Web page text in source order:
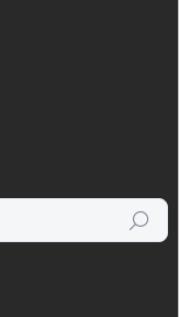
Hľadať